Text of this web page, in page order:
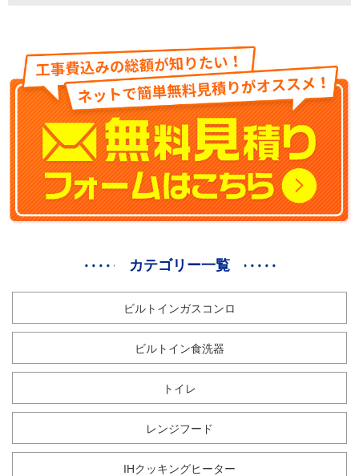
カテゴリー一覧
ビルトインガスコンロ
ビルトイン食洗器
トイレ
レンジフード
IHクッキングヒーター